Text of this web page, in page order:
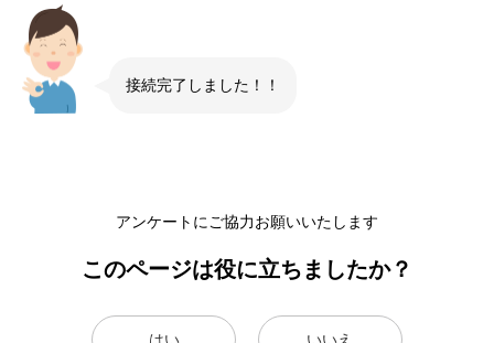
接続完了しました！！
アンケートにご協力お願いいたします
このページは役に立ちましたか？